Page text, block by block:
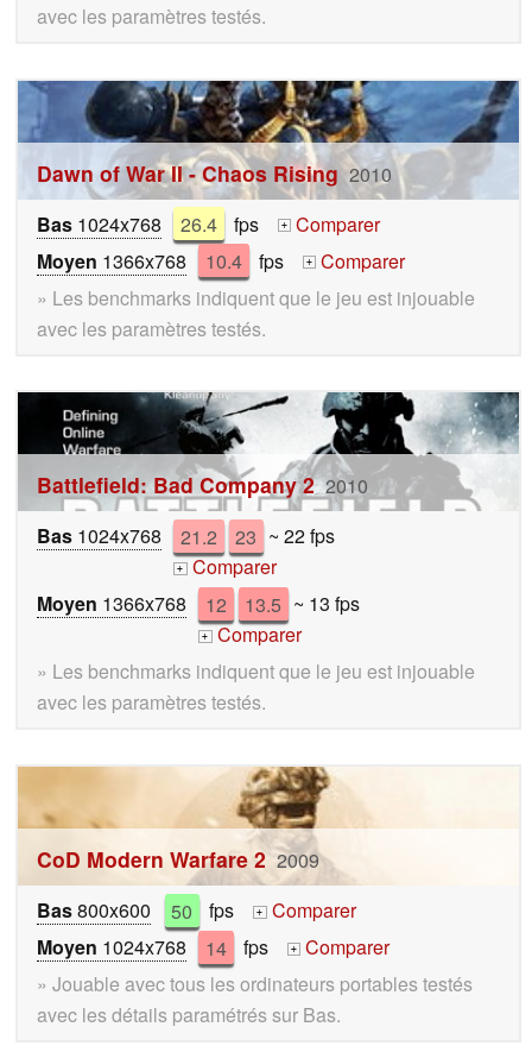
avec les paramètres testés.
Dawn of War II - Chaos Rising 2010
Bas 1024x768 26.4 fps +
Comparer
Moyen 1366x768 10.4 fps +
Comparer
» Les benchmarks indiquent que le jeu est injouable
avec les paramètres testés.
Battlefield: Bad Company 2 2010
Bas 1024x768 21.2 23 ~ 22 fps
+ Comparer
Moyen 1366x768 12 13.5 ~ 13 fps
+ Comparer
» Les benchmarks indiquent que le jeu est injouable
avec les paramètres testés.
CoD Modern Warfare 2 2009
Bas800x600 50 fps + Comparer
Moyen 1024x768 14 fps +
Comparer
» Jouable avec tous les ordinateurs portables testés
avec les détails paramétrés sur Bas.